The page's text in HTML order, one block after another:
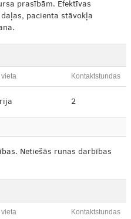
prasībām. Efektīvas
pacienta stāvokļa
vieta Kontaktstundas
2
Netiešās runas darbības
vieta Kontaktstundas